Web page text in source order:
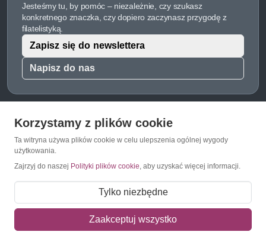
Jesteśmy tu, by pomóc – niezależnie, czy szukasz
konkretnego znaczka, czy dopiero zaczynasz przygodę z
filatelistyką.
Napisz do nas
Zapisz się do newslettera
O Znaczkopol.pl
Blog
Regulamin
Polityka prywatności
Korzystamy z plików cookie
Ta witryna używa plików cookie w celu ulepszenia ogólnej wygody
użytkowania.
Zajrzyj do naszej Polityki plików cookie, aby uzyskać więcej informacji.
Tylko niezbędne
Zaakceptuj wszystko